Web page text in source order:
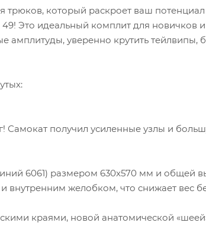
который раскроет ваш
Это идеальный комплит для новичков
амплитуды, уверенно крутить тейлвипы,
Самокат получил усиленные узлы и
6061) размером 630x570 мм и общей
желобком, что снижает вес
краями, новой анатомической